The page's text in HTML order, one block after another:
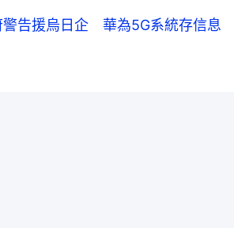
警告援烏日企 華為5G系統存信息